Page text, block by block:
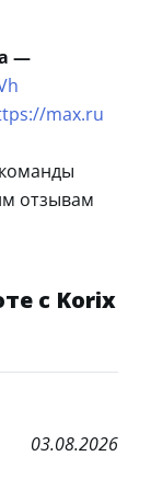
—
max.ru
отзывам
с Korix
03.08.2026